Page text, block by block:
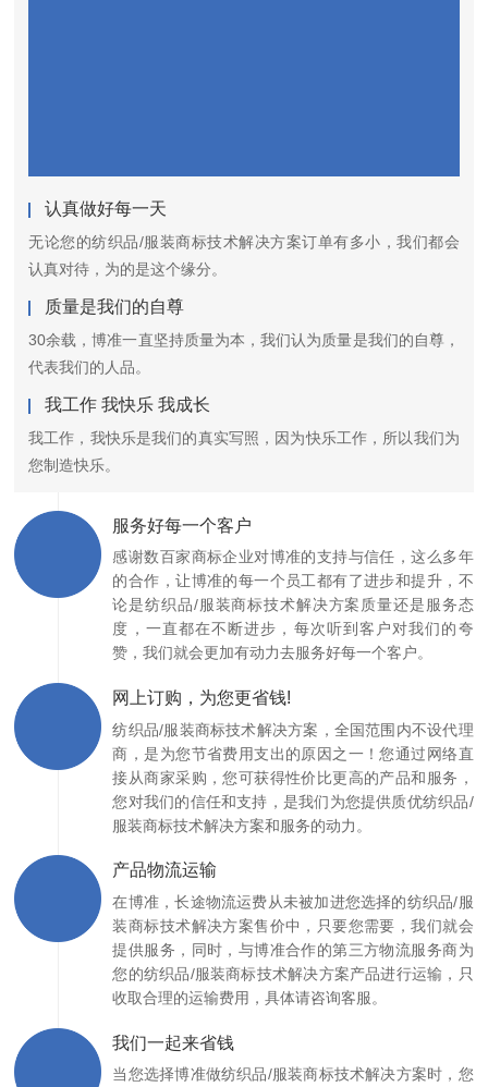
认真做好每一天
无论您的纺织品/服装商标技术解决方案订单有多小，我们都会
认真对待，为的是这个缘分。
质量是我们的自尊
30余载，博准一直坚持质量为本，我们认为质量是我们的自尊，
代表我们的人品。
我工作 我快乐 我成长
我工作，我快乐是我们的真实写照，因为快乐工作，所以我们为
您制造快乐。
服务好每一个客户
感谢数百家商标企业对博准的支持与信任，这么多年
的合作，让博准的每一个员工都有了进步和提升，不
论是纺织品/服装商标技术解决方案质量还是服务态
度，一直都在不断进步，每次听到客户对我们的夸
赞，我们就会更加有动力去服务好每一个客户。
网上订购，为您更省钱!
纺织品/服装商标技术解决方案，全国范围内不设代理
商，是为您节省费用支出的原因之一！您通过网络直
接从商家采购，您可获得性价比更高的产品和服务，
您对我们的信任和支持，是我们为您提供质优纺织品/
服装商标技术解决方案和服务的动力。
产品物流运输
在博准，长途物流运费从未被加进您选择的纺织品/服
装商标技术解决方案售价中，只要您需要，我们就会
提供服务，同时，与博准合作的第三方物流服务商为
您的纺织品/服装商标技术解决方案产品进行运输，只
收取合理的运输费用，具体请咨询客服。
我们一起来省钱
当您选择博准做纺织品/服装商标技术解决方案时，您